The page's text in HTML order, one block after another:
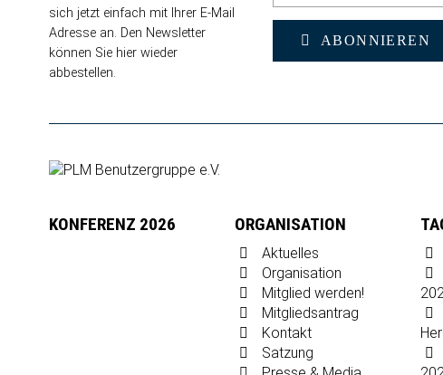
sich jetzt einfach mit Ihrer E-Mail
Adresse an. Den Newsletter
können Sie hier wieder
abbestellen.
ABONNIEREN
KONFERENZ 2026 ORGANISATION
Aktuelles
Organisation
Mitglied werden!
Mitgliedsantrag
Kontakt
Satzung